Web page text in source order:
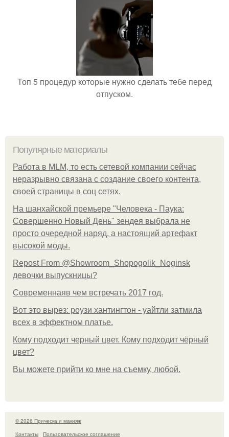
Топ 5 процедур которые нужно сделать тебе перед
отпуском.
Популярные материалы
Работа в MLM, то есть сетевой компании сейчас
неразрывно связана с создание своего контента,
своей страницы в соц сетях.
На шанхайской премьере "Человека - Паука:
Совершенно Новый День" зендея выбрала не
просто очередной наряд, а настоящий артефакт
высокой моды.
Repost From @Showroom_Shopogolik_Noginsk
девочки выпускницы?
Современнаяв чем встречать 2017 год.
Вот это вырез: роузи хантингтон - уайтли затмила
всех в эффектном платьe.
Кому подходит черный цвет. Кому подходит чёрный
цвет?
Вы можете прийти ко мне на съемку, любой.
© 2026 Прическа и макияж
Контакты
Пользовательское соглашение